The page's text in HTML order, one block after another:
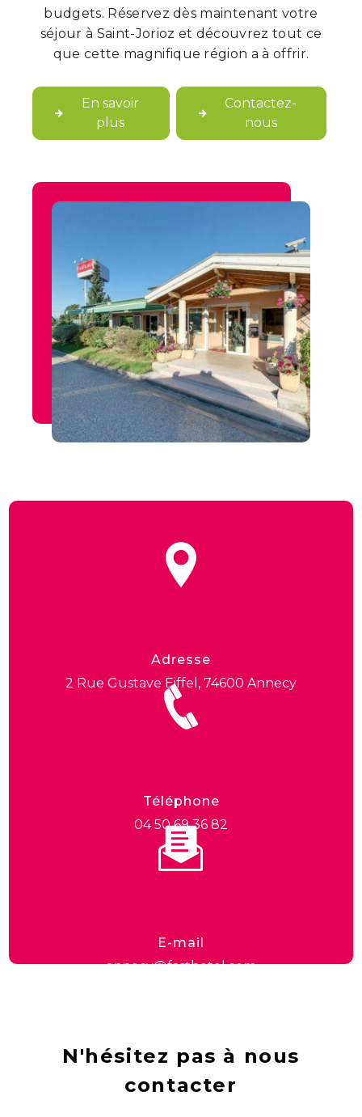
budgets. Réservez dès maintenant votre
séjour à Saint-Jorioz et découvrez tout ce
que cette magnifique région a à offrir.
En savoir
plus
Contactez-
nous
Adresse
2 Rue Gustave Eiffel, 74600 Annecy
Téléphone
04 50 69 36 82
E-mail
annecy@fasthotel.com
N'hésitez pas à nous
contacter